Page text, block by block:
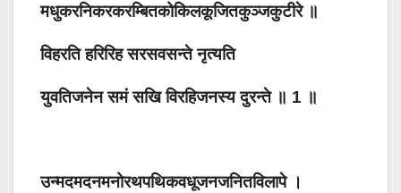
मधुकरनिकरकरम्बितकोकिलकूजितकुञ्जकुटीरे ॥
विहरति हरिरिह सरसवसन्ते नृत्यति
युवतिजनेन समं सखि विरहिजनस्य दुरन्ते ॥ 1 ॥
उन्मदमदनमनोरथपथिकवधूजनजनितविलापे ।